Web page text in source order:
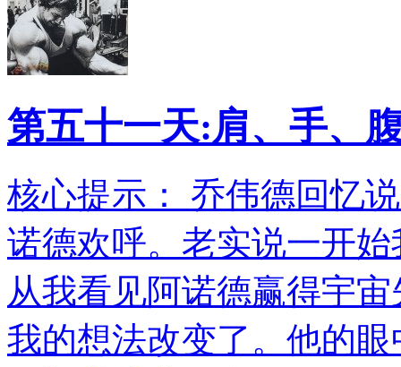
第五十一天:肩、手、
核心提示： 乔伟德回忆
诺德欢呼。老实说一开
从我看见阿诺德赢得宇
我的想法改变了。他的